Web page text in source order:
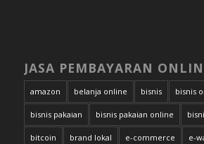
JASA PEMBAYARAN
amazon belanja online bisnis bisnis
bisnis pakaian bisnis pakaian online
bitcoin brand lokal e-commerce e-